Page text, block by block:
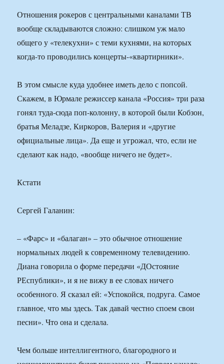
Отношения рокеров с центральными каналами ТВ
вообще складываются сложно: слишком уж мало
общего у «телекухни» с теми кухнями, на которых
когда-то проводились концерты-«квартирники».
В этом смысле куда удобнее иметь дело с попсой.
Скажем, в Юрмале режиссер канала «Россия» три раза
гонял туда-сюда поп-колонну, в которой были Кобзон,
братья Меладзе, Киркоров, Валерия и «другие
официальные лица». Да еще и угрожал, что, если не
сделают как надо, «вообще ничего не будет».
Кстати
Сергей Галанин:
– «Фарс» и «балаган» – это обычное отношение
нормальных людей к современному телевидению.
Диана говорила о форме передачи «ДОстояние
РЕспублики», и я не вижу в ее словах ничего
особенного. Я сказал ей: «Успокойся, подруга. Самое
главное, что мы здесь. Так давай честно споем свои
песни». Что она и сделала.
Чем больше интеллигентного, благородного и